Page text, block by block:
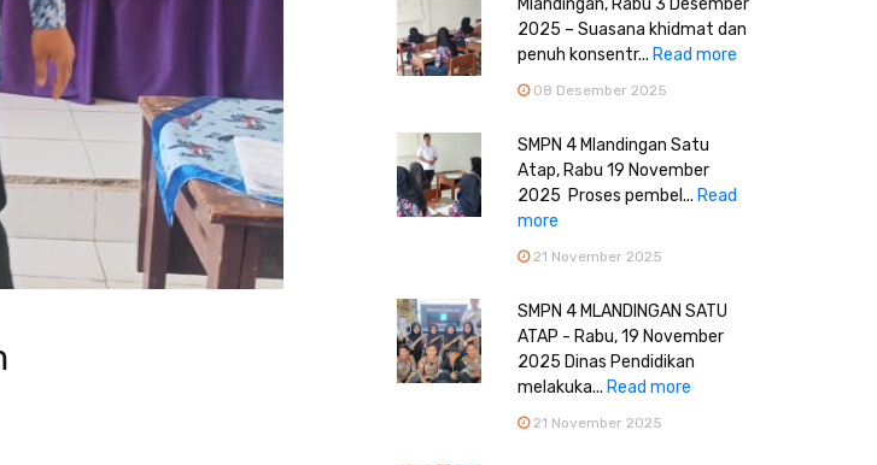
2025 – Suasana khidmat dan
penuh konsentr... Read more
08 Desember 2025
SMPN 4 Mlandingan Satu
Atap, Rabu 19 November
2025 Proses pembel... Read
more
21 November 2025
SMPN 4 MLANDINGAN SATU
ATAP - Rabu, 19 November
2025 Dinas Pendidikan
melakuka... Read more
21 November 2025